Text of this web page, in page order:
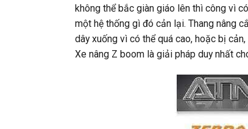
không thể bắc giàn giáo lên thì công vì
một hệ thống gì đó cản lại. Thang nâng
dây xuống vì có thể quá cao, hoặc bị
Xe nâng Z boom là giải pháp duy nhất